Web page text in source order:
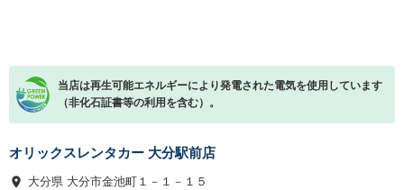
当店は再生可能エネルギーにより発電された電気を使用しています
（非化石証書等の利用を含む）。
オリックスレンタカー 大分駅前店
大分県 大分市金池町１－１－１５